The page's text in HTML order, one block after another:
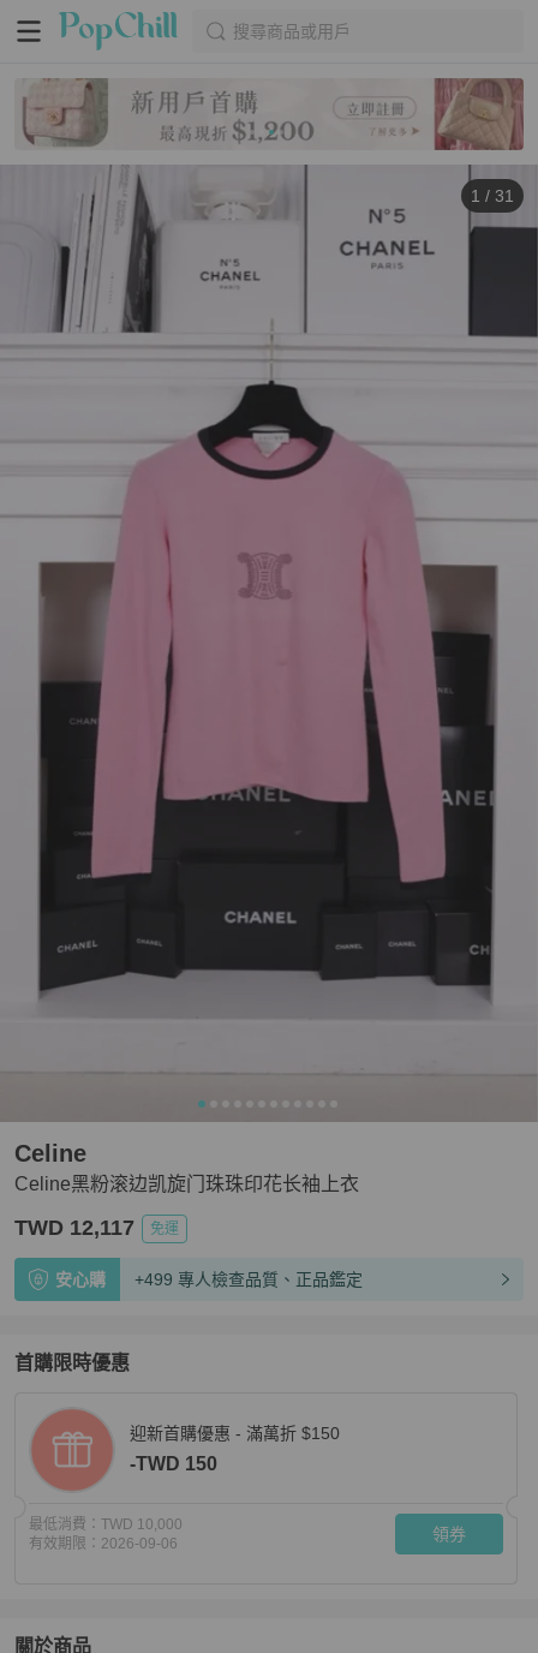
搜尋商品或用戶
1 / 31
Celine黑粉滚边凯旋门珠珠印花长袖上衣
Celine
TWD 12,117 免運
安心購 +499 專人檢查品質、正品鑑定
首購限時優惠
迎新首購優惠 - 滿萬折 $150
-TWD 150
最低消費： TWD 10,000
有效期限： 2026-09-06 領券
關於商品